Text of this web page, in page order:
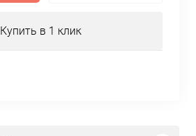
Купить в 1 клик